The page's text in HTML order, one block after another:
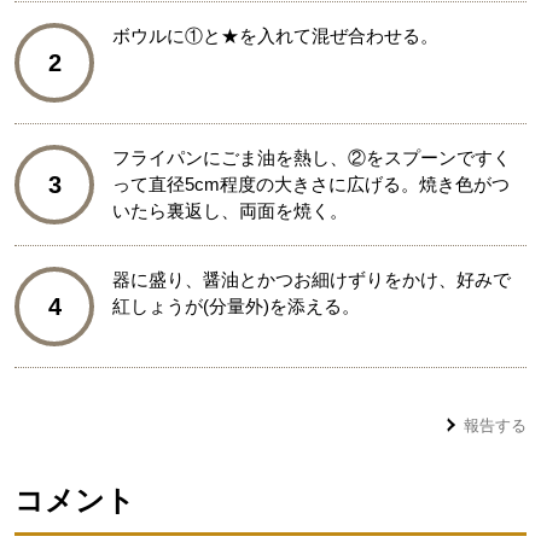
2
ボウルに①と★を入れて混ぜ合わせる。
3
フライパンにごま油を熱し、②をスプーンですく
って直径5cm程度の大きさに広げる。焼き色がつ
いたら裏返し、両面を焼く。
4
器に盛り、醤油とかつお細けずりをかけ、好みで
紅しょうが(分量外)を添える。
報告する
コメント